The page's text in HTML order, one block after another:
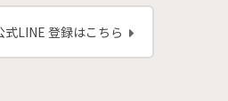
式LINE 登録はこちら